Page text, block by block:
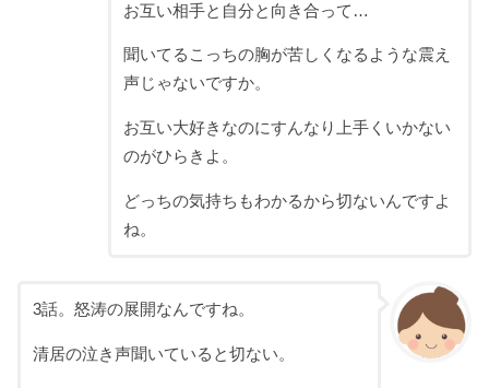
お互い相手と自分と向き合って…
聞いてるこっちの胸が苦しくなるような震え
声じゃないですか。
お互い大好きなのにすんなり上手くいかない
のがひらきよ。
どっちの気持ちもわかるから切ないんですよ
ね。
3話。怒涛の展開なんですね。
清居の泣き声聞いていると切ない。